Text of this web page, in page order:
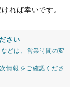
れば幸いです。
さい
どは、営業時間の変
情報をご確認くださ